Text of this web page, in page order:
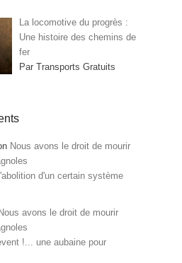
La locomotive du progrès :
Une histoire des chemins de
fer
Par Transports Gratuits
Nous avons le droit de mourir
d'un certain système
avons le droit de mourir
!... une aubaine pour